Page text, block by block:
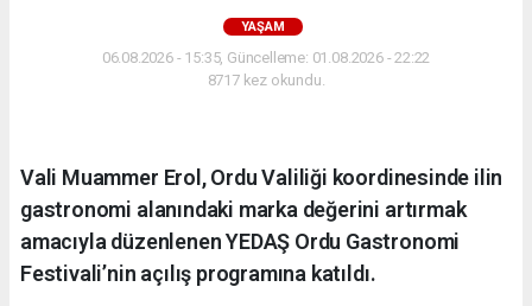
YAŞAM
06.08.2026 - 15:35, Güncelleme: 01.08.2026 - 22:22
8717 kez okundu.
Vali Muammer Erol, Ordu Valiliği koordinesinde ilin
gastronomi alanındaki marka değerini artırmak
amacıyla düzenlenen YEDAŞ Ordu Gastronomi
Festivali’nin açılış programına katıldı.